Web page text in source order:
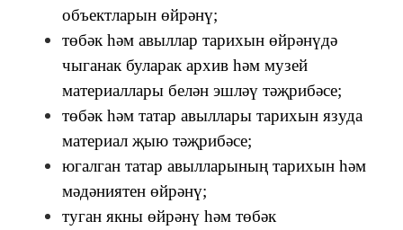
объектларын өйрәнү;
төбәк һәм авыллар тарихын өйрәнүдә
чыганак буларак архив һәм музей
материаллары белән эшләү тәҗрибәсе;
төбәк һәм татар авыллары тарихын язуда
материал җыю тәҗрибәсе;
югалган татар авылларының тарихын һәм
мәдәниятен өйрәнү;
туган якны өйрәнү һәм төбәк